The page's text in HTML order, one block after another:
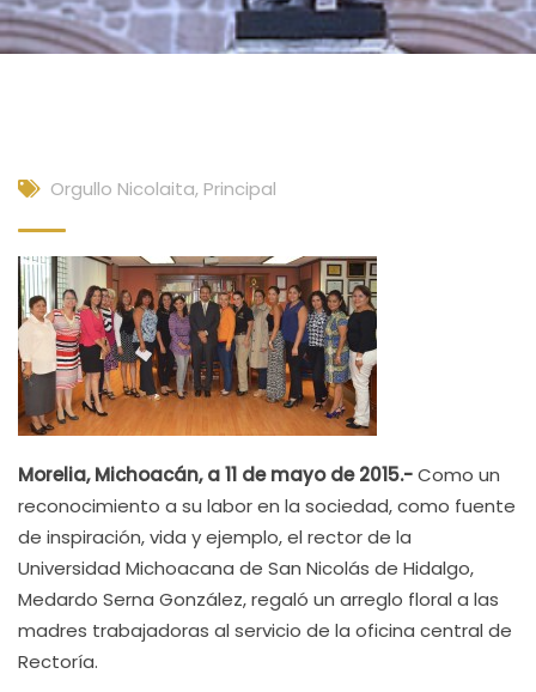
Orgullo Nicolaita, Principal
Morelia, Michoacán, a 11 de mayo de 2015.-Como un
reconocimiento a su labor en la sociedad, como fuente
de inspiración, vida y ejemplo, el rector de la
Universidad Michoacana de San Nicolás de Hidalgo,
Medardo Serna González, regaló un arreglo floral a las
madres trabajadoras al servicio de la oficina central de
Rectoría.